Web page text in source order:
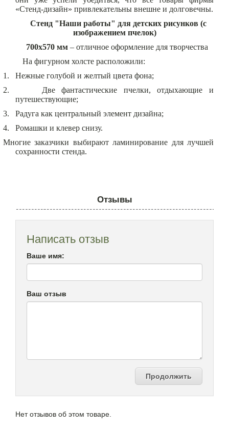
«Стенд-дизайн» привлекательны внешне и долговечны.
Стенд "Наши работы" для детских рисунков (с
изображением пчелок)
700х570 мм – отличное оформление для творчества
На фигурном холсте расположили:
1.
Нежные голубой и желтый цвета фона;
2.
Две фантастические пчелки, отдыхающие и
путешествующие;
3.
Радуга как центральный элемент дизайна;
4.
Ромашки и клевер снизу.
Многие заказчики выбирают ламинирование для лучшей
сохранности стенда.
Отзывы
Написать отзыв
Ваше имя:
Ваш отзыв
Продолжить
Нет отзывов об этом товаре.